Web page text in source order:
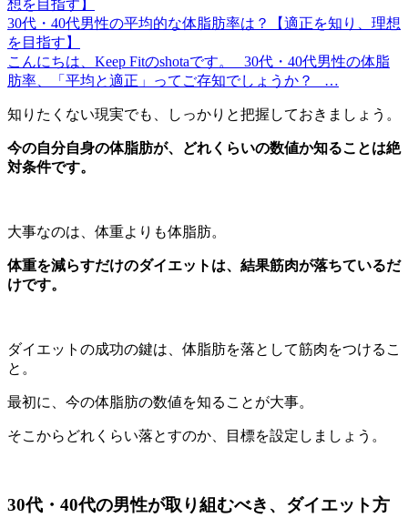
30代・40代男性の平均的な体脂肪率は？【適正を知り、理想
を目指す】
こんにちは、Keep Fitのshotaです。 30代・40代男性の体脂
肪率、「平均と適正」ってご存知でしょうか？ …
知りたくない現実でも、しっかりと把握しておきましょう。
今の自分自身の体脂肪が、どれくらいの数値か知ることは絶
対条件です。
大事なのは、体重よりも体脂肪。
体重を減らすだけのダイエットは、結果筋肉が落ちているだ
けです。
ダイエットの成功の鍵は、体脂肪を落として筋肉をつけるこ
と。
最初に、今の体脂肪の数値を知ることが大事。
そこからどれくらい落とすのか、目標を設定しましょう。
30代・40代の男性が取り組むべき、ダイエット方